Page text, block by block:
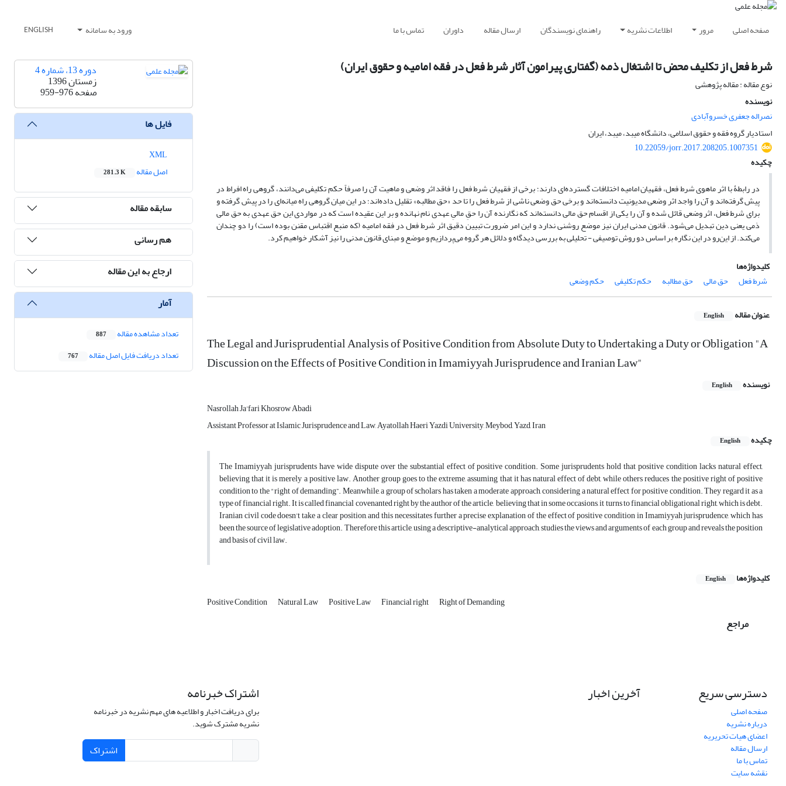
صفحه اصلی مرور اطلاعات نشریه راهنمای نویسندگان ارسال مقاله داوران تماس با ما ورود به سامانه ENGLISH
شرط فعل از تکلیف محض تا اشتغال ذمه (گفتاری پیرامون آثار شرط فعل در فقه امامیه و حقوق ایران)
نوع مقاله : مقاله پژوهشی
نویسنده
نصراله جعفری خسروآبادی
استادیار گروه فقه و حقوق اسلامی، دانشگاه میبد، میبد، ایران
10.22059/jorr.2017.208205.1007351
چکیده
در رابطۀ با اثر ماهوی شرط فعل، فقهیان امامیه اختلافات گسترده‌ای دارند؛ برخی از فقهیان شرط فعل را فاقد اثر وضعی و ماهیت آن را صرفاً حکم تکلیفی می‌دانند، گروهی راه افراط در
پیش گرفته‌اند و آن را واجد اثر وضعی مدیونیت دانسته‌اند و برخی حق وضعی ناشی از شرط فعل را تا حد «حق مطالبه» تقلیل داده‌اند؛ در این میان گروهی راه میانه‌ای را در پیش گرفته و
برای شرط فعل، اثر وضعی قائل شده و آن را یکی از اقسام حق مالی دانسته‌اند که نگارنده آن را حقِ مالیِ عهدی نام نهانده و بر این عقیده است که در مواردی این حق عهدی به حق مالی
ذمی یعنی دین تبدیل می‌شود. قانون مدنی ایران نیز موضع روشنی ندارد و این امر ضرورت تبیین دقیق اثر شرط فعل در فقه امامیه (که منبع اقتباس مقنن بوده است) را دو چندان
می‌کند. از این‌رو در این نگاره بر اساس دو روش توصیفی - تحلیلی به بررسی دیدگاه و دلائل هر گروه می‌پردازیم و موضع و مبنای قانون مدنی را نیز آشکار خواهیم کرد.
کلیدواژه‌ها
شرط فعل
حق مالی حق مطالبه حکم تکلیفی حکم وضعی
عنوان مقاله English
The Legal and Jurisprudential Analysis of Positive Condition from Absolute Duty to Undertaking a Duty or Obligation "A
Discussion on the Effects of Positive Condition in Imamiyyah Jurisprudence and Iranian Law"
نویسنده English
Nasrollah Ja'fari Khosrow Abadi
Assistant Professor at Islamic Jurisprudence and Law, Ayatollah Haeri Yazdi University, Meybod, Yazd, Iran
چکیده
English
The Imamiyyah jurisprudents have wide dispute over the substantial effect of positive condition. Some jurisprudents hold that positive condition lacks natural effect,
believing that it is merely a positive law. Another group goes to the extreme, assuming that it has natural effect of debt, while others reduces the positive right of positive
condition to the "right of demanding”. Meanwhile, a group of scholars has taken a moderate approach, considering a natural effect for positive condition. They regard it as a
type of financial right. It is called financial covenanted right by the author of the article, believing that in some occasions, it turns to financial obligational right, which is debt.
Iranian civil code doesn't take a clear position, and this necessitates further a precise explanation of the effect of positive condition in Imamiyyah jurisprudence, which has
been the source of legislative adoption. Therefore this article, using a descriptive-analytical approach, studies the views and arguments of each group and reveals the position
and basis of civil law.
کلیدواژه‌ها English
Positive Condition Natural Law Positive Law Financial right Right of Demanding
مراجع
دوره 13، شماره 4
زمستان 1396
صفحه959-976
فایل ها
اصل مقاله
281.3 K
سابقه مقاله
هم رسانی
ارجاع به این مقاله
آمار
تعداد مشاهده مقاله 887
تعداد دریافت فایل اصل مقاله 767
دسترسی سریع
صفحه اصلی
درباره نشریه
اعضای هیات تحریریه
ارسال مقاله
تماس با ما
نقشه سایت
آخرین اخبار اشتراک خبرنامه
برای دریافت اخبار و اطلاعیه های مهم نشریه در خبرنامه
نشریه مشترک شوید.
اشتراک